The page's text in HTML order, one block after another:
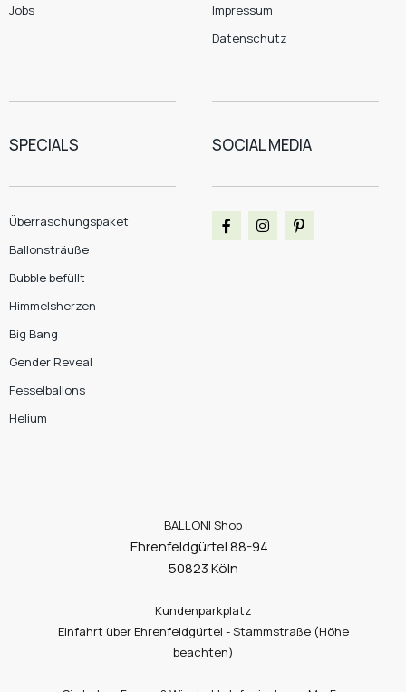
Jobs
Impressum
Datenschutz
SPECIALS
Überraschungspaket
Ballonsträuße
Bubble befüllt
Himmelsherzen
Big Bang
Gender Reveal
Fesselballons
Helium
SOCIAL MEDIA
BALLONI Shop
Ehrenfeldgürtel 88-94
50823 Köln
Kundenparkplatz
Einfahrt über Ehrenfeldgürtel - Stammstraße (Höhe
beachten)